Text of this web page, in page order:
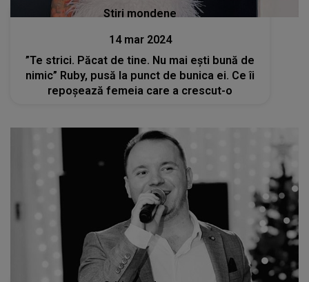
Stiri mondene
14 mar 2024
”Te strici. Păcat de tine. Nu mai ești bună de
nimic” Ruby, pusă la punct de bunica ei. Ce îi
repoșează femeia care a crescut-o